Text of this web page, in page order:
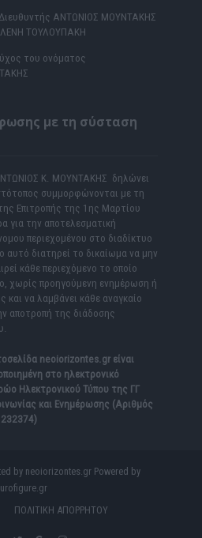
ΑΝΤΩΝΙΟΣ ΜΟΥΝΤΑΚΗΣ
ΤΟΥΛΟΥΠΑΚΗ
του ονόματος
με τη σύσταση
Κ. ΜΟΥΝΤΑΚΗΣ δηλώνει
συμμορφώνονται με τη
Επιτροπής της 1ης Μαρτίου
για την αποτελεσματική
περιεχομένου στο διαδίκτυο
αυτό διατηρεί το δικαίωμα να μην
κάθε περιεχόμενο το οποίο
χωρίς προηγούμενη ενημέρωση ή
να λαμβάνει κάθε αναγκαίο
αποτροπή της διάδοσης
neoiorizontes.grείναι
στο ηλεκτρονικό
Ηλεκτρονικού Τύπου της ΓΓ
και Ενημέρωσης (Αριθμός
by neoiorizontes.gr Powered by
ΠΟΛΙΤΙΚΗ ΑΠΟΡΡΗΤΟΥ